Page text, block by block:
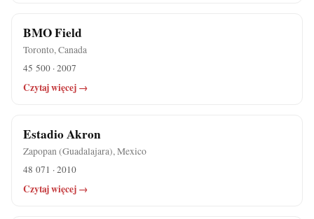
BMO Field
Toronto, Canada
45 500 · 2007
Czytaj więcej →
Estadio Akron
Zapopan (Guadalajara), Mexico
48 071 · 2010
Czytaj więcej →